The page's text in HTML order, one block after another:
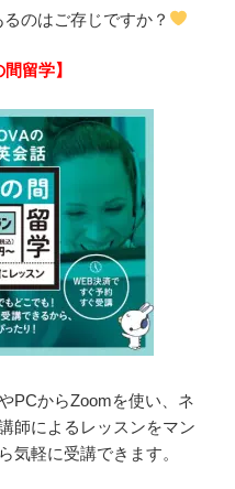
のはご存じですか？
留学】
PCからZoomを使い、ネ
師によるレッスンをマン
気軽に受講できます。